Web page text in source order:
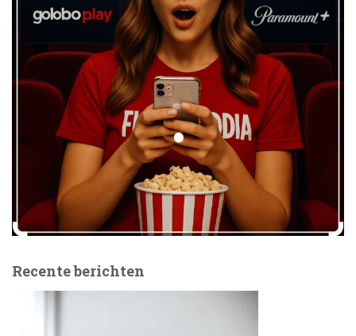
Recente berichten